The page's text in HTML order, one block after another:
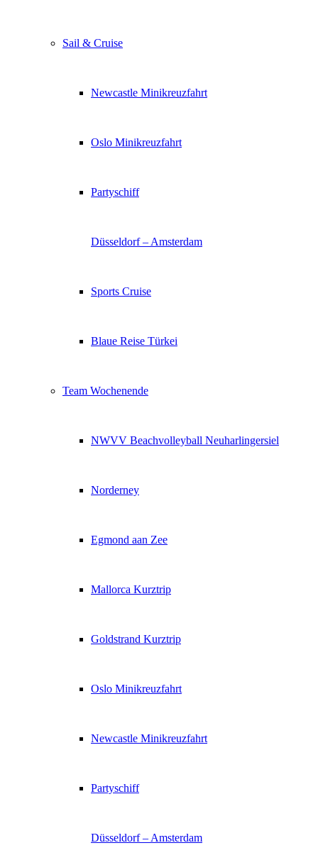
Sail & Cruise
Newcastle Minikreuzfahrt
Oslo Minikreuzfahrt
Partyschiff
Düsseldorf – Amsterdam
Sports Cruise
Blaue Reise Türkei
Team Wochenende
NWVV Beachvolleyball Neuharlingersiel
Norderney
Egmond aan Zee
Mallorca Kurztrip
Goldstrand Kurztrip
Oslo Minikreuzfahrt
Newcastle Minikreuzfahrt
Partyschiff
Düsseldorf – Amsterdam